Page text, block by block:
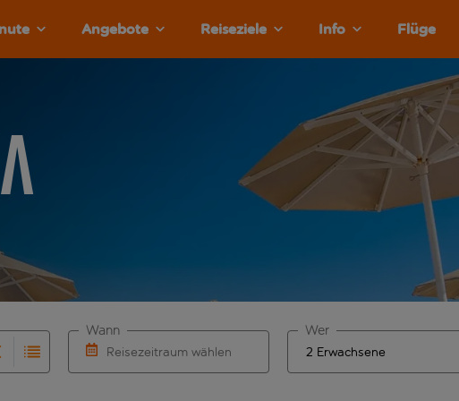
Angebote Reiseziele Info Flüge
Wenn für den Abflughafen automatisch vervollständigte
für die automatische Vervollständigung. Wenn für den
Reisezeitraum wählen
Wann Wer